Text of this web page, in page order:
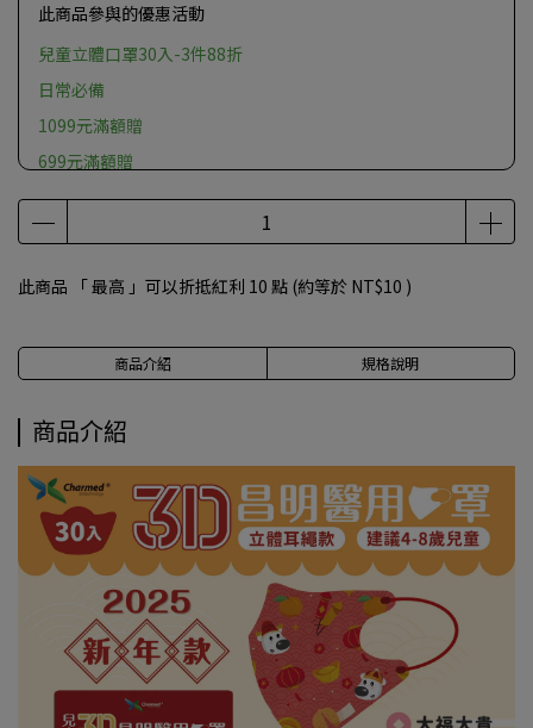
此商品參與的優惠活動
兒童立體口罩30入-3件88折
日常必備
1099元滿額贈
699元滿額贈
此商品 「 最高 」可以折抵紅利 10 點 (約等於 NT$10 )
商品介紹 規格說明
商品介紹